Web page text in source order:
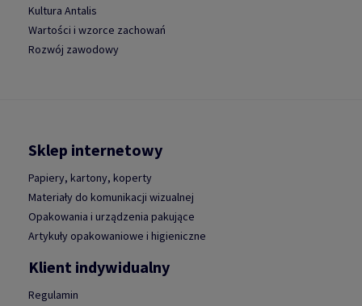
Kultura Antalis
Wartości i wzorce zachowań
Rozwój zawodowy
Sklep internetowy
Papiery, kartony, koperty
Materiały do komunikacji wizualnej
Opakowania i urządzenia pakujące
Artykuły opakowaniowe i higieniczne
Klient indywidualny
Regulamin